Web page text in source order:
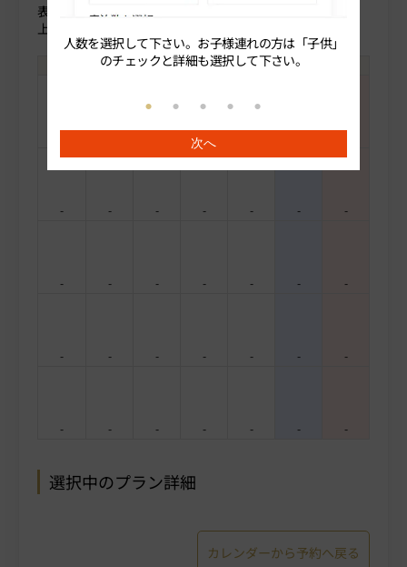
人数を選択して下さい。お子様連れの方は「子供」
のチェックと詳細も選択して下さい。
次へ
表示料金(税込)
上段：人数合計
-
- - - - - - -
- - - - - - -
- - - - - - -
- - - - - - -
選択中のプラン詳細
カレンダーから予約へ戻る